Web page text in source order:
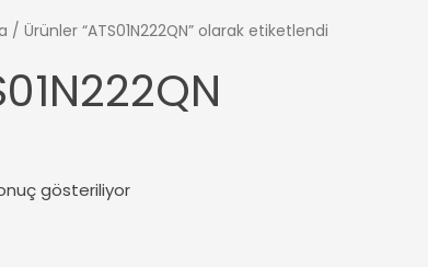
/ Ürünler “ATS01N222QN” olarak etiketlendi
gösteriliyor